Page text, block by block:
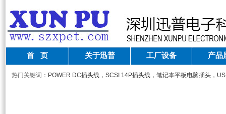
首 页 关于迅普 工厂设备 产品
热门关键词： POWER DC插头线，SCSI 14P插头线，笔记本平板电脑插头，